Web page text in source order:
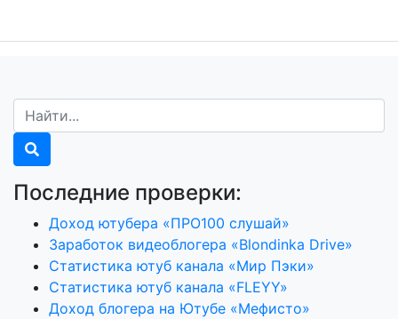
Последние проверки:
Доход ютубера «ПРО100 слушай»
Заработок видеоблогера «Blondinka Drive»
Статистика ютуб канала «Мир Пэки»
Статистика ютуб канала «FLEYY»
Доход блогера на Ютубе «Мефисто»